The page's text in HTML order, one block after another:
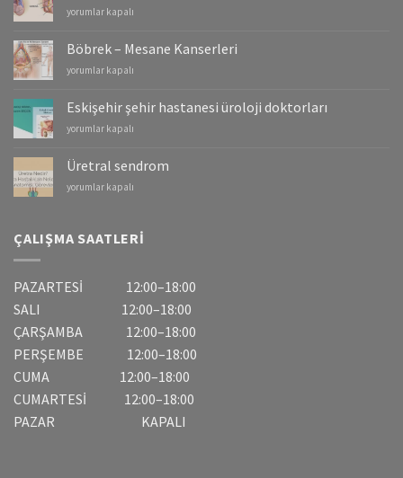
VARİKOSEL
yorumlar kapalı
Böbrek – Mesane Kanserleri
Böbrek
Mesane
Kanserleri
için
yorumlar kapalı
Eskişehir şehir hastanesi üroloji doktorları
Eskişehir
hastanesi
üroloji
doktorları
yorumlar kapalı
Üretral sendrom
Üretral
yorumlar kapalı
ÇALIŞMA SAATLERI
PAZARTESİ 12:00–18:00
SALI 12:00–18:00
ÇARŞAMBA 12:00–18:00
PERŞEMBE 12:00–18:00
CUMA 12:00–18:00
CUMARTESİ 12:00–18:00
PAZAR KAPALI